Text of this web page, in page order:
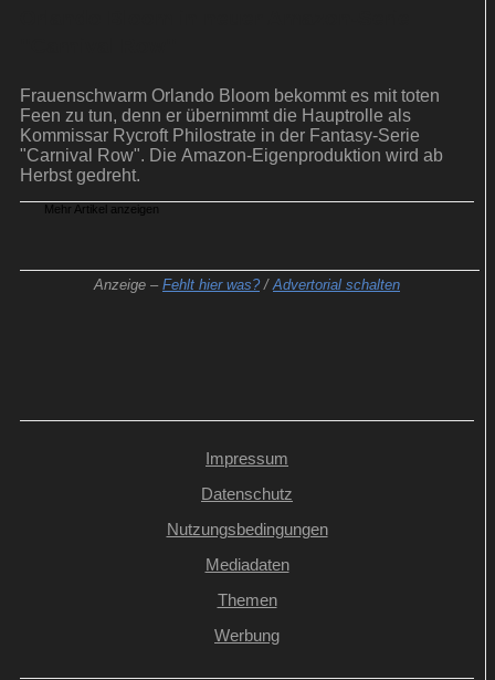
Frauenschwarm Orlando Bloom bekommt es mit toten
Feen zu tun, denn er übernimmt die Hauptrolle als
Kommissar Rycroft Philostrate in der Fantasy-Serie
"Carnival Row". Die Amazon-Eigenproduktion wird ab
Herbst gedreht.
Mehr Artikel anzeigen
Anzeige – Fehlt hier was? / Advertorial schalten
Impressum
Datenschutz
Nutzungsbedingungen
Mediadaten
Themen
Werbung